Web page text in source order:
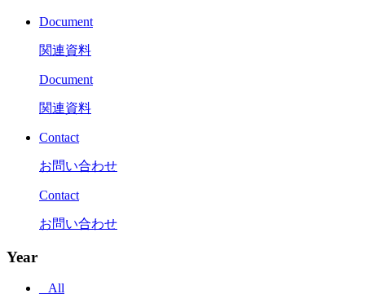
Document
関連資料
Document
関連資料
Contact
お問い合わせ
Contact
お問い合わせ
Year
_ All